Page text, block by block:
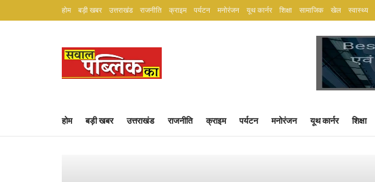
होम बड़ी खबर उत्तराखंड राजनीति क्राइम पर्यटन मनोरंजन यूथ कार्नर शिक्षा सामाजिक खेल स्वास्थ्य
होम बड़ी खबर उत्तराखंड राजनीति क्राइम पर्यटन मनोरंजन यूथ कार्नर शिक्षा